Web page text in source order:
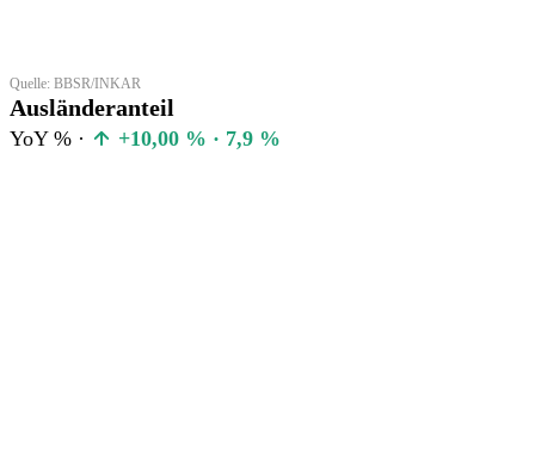
Quelle: BBSR/INKAR
Ausländeranteil
YoY % · +10,00 % · 7,9 %